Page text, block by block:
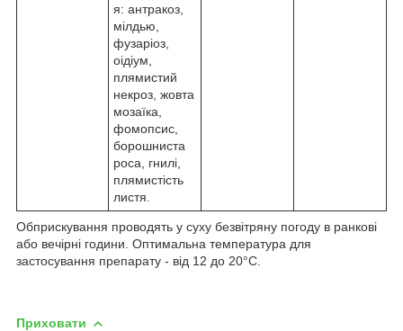
я: антракоз,
мілдью,
фузаріоз,
оідіум,
плямистий
некроз, жовта
мозаїка,
фомопсис,
борошниста
роса, гнилі,
плямистість
листя.
Обприскування проводять у суху безвітряну погоду в ранкові
або вечірні години. Оптимальна температура для
застосування препарату - від 12 до 20°C.
Приховати